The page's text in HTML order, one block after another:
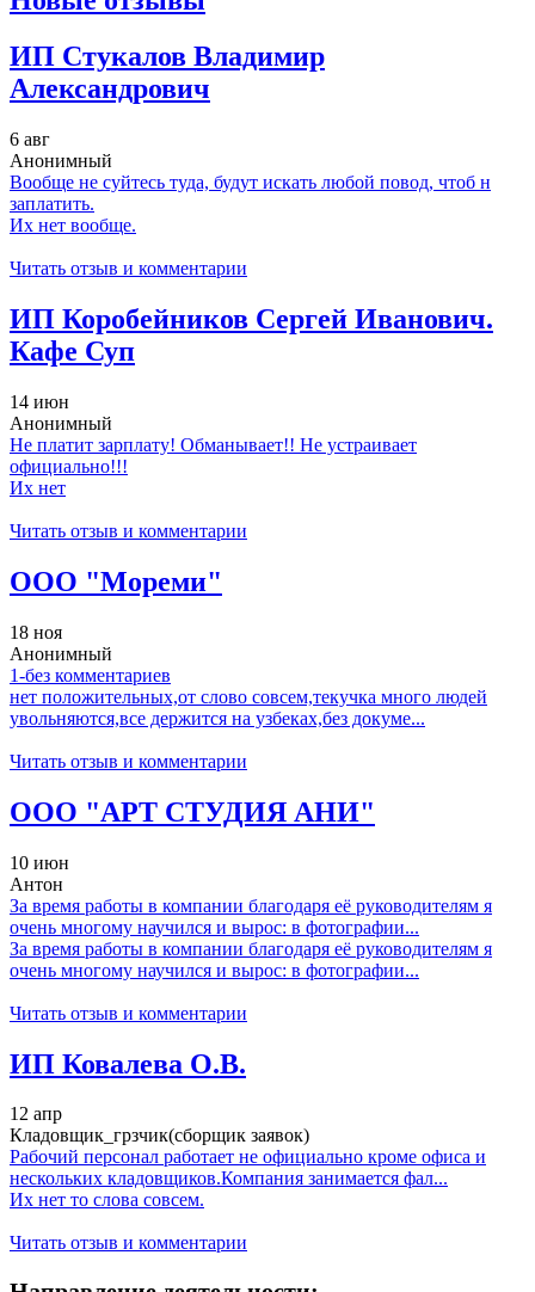
ИП Стукалов Владимир
Александрович
6 авг
Анонимный
Вообще не суйтесь туда, будут искать любой повод, чтоб н
заплатить.
Их нет вообще.
Читать отзыв и комментарии
ИП Коробейников Сергей Иванович.
Кафе Суп
14 июн
Анонимный
Не платит зарплату! Обманывает!! Не устраивает
официально!!!
Их нет
Читать отзыв и комментарии
ООО "Мореми"
18 ноя
Анонимный
1-без комментариев
нет положительных,от слово совсем,текучка много людей
увольняются,все держится на узбеках,без докуме...
Читать отзыв и комментарии
ООО "АРТ СТУДИЯ АНИ"
10 июн
Антон
За время работы в компании благодаря её руководителям я
очень многому научился и вырос: в фотографии...
За время работы в компании благодаря её руководителям я
очень многому научился и вырос: в фотографии...
Читать отзыв и комментарии
ИП Ковалева О.В.
12 апр
Кладовщик_грзчик(сборщик заявок)
Рабочий персонал работает не официально кроме офиса и
нескольких кладовщиков.Компания занимается фал...
Их нет то слова совсем.
Читать отзыв и комментарии